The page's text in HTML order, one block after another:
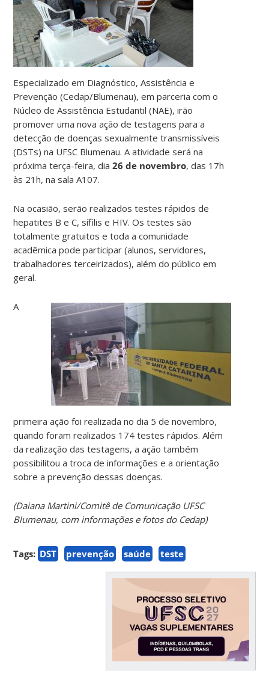
Especializado em Diagnóstico, Assistência e
Prevenção (Cedap/Blumenau), em parceria com o
Núcleo de Assistência Estudantil (NAE), irão
promover uma nova ação de testagens para a
detecção de doenças sexualmente transmissíveis
(DSTs) na UFSC Blumenau. A atividade será na
próxima terça-feira, dia26 de novembro, das 17h
às 21h, na sala A107.
Na ocasião, serão realizados testes rápidos de
hepatites B e C, sífilis e HIV. Os testes são
totalmente gratuitos e toda a comunidade
acadêmica pode participar (alunos, servidores,
trabalhadores terceirizados), além do público em
geral.
A
primeira ação foi realizada no dia 5 de novembro,
quando foram realizados 174 testes rápidos. Além
da realização das testagens, a ação também
possibilitou a troca de informações e a orientação
sobre a prevenção dessas doenças.
(Daiana Martini/Comitê de Comunicação UFSC
Blumenau, com informações e fotos do Cedap)
Tags: DST prevenção saúde teste